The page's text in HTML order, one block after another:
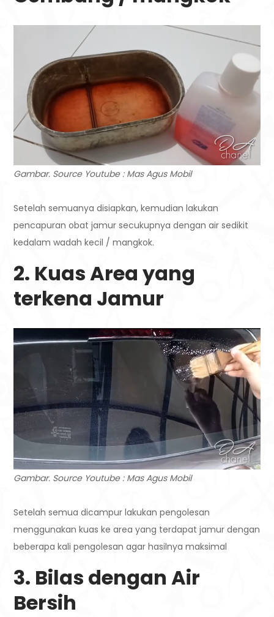
Gambar. Source Youtube : Mas Agus Mobil
Setelah semuanya disiapkan, kemudian lakukan
pencapuran obat jamur secukupnya dengan air sedikit
kedalam wadah kecil / mangkok.
2. Kuas Area yang
terkena Jamur
Gambar. Source Youtube : Mas Agus Mobil
Setelah semua dicampur lakukan pengolesan
menggunakan kuas ke area yang terdapat jamur dengan
beberapa kali pengolesan agar hasilnya maksimal
3. Bilas dengan Air
Bersih